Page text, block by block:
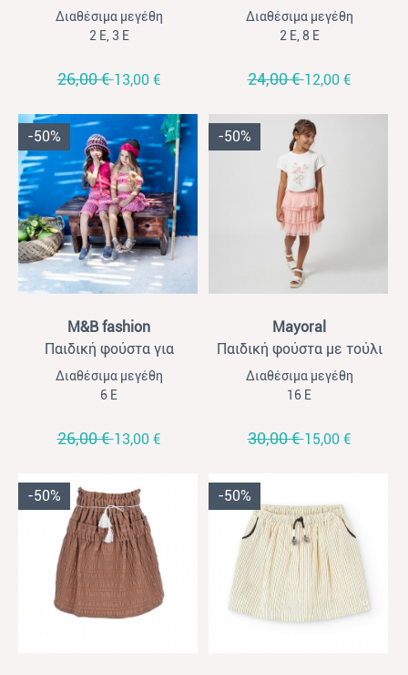
κορίτσια Mayoral με
κέντημα εκρού
Διαθέσιμα μεγέθη
2 Ε, 3 Ε
26,00 €13,00 €
κορίτσια Mayoral
μουσταρδί
Διαθέσιμα μεγέθη
2 Ε, 8 Ε
24,00 €12,00 €
-50%
M&B fashion
Παιδική φούστα για
κορίτσια M&B με κέντημα
all over φουξ
Διαθέσιμα μεγέθη
6 Ε
26,00 €13,00 €
-50%
Mayoral
Παιδική φούστα με τούλι
για κορίτσια Mayoral ροζ
Διαθέσιμα μεγέθη
16 Ε
30,00 €15,00 €
-50% -50%